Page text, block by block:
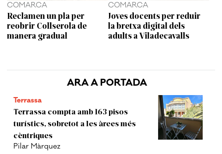
ARA A PORTADA
Terrassa
Terrassa compta amb 163 pisos
turístics, sobretot a les àrees més
cèntriques
Pilar Màrquez
COMARCA
Reclamen un pla per
reobrir Collserola de
manera gradual
COMARCA
Joves docents per reduir
la bretxa digital dels
adults a Viladecavalls